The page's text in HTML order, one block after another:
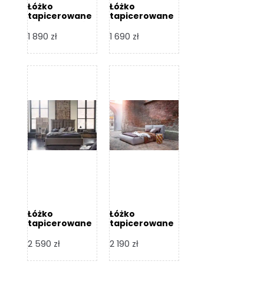
Łóżko
tapicerowane
Design
1 890 zł
Łóżko
tapicerowane
Design
1 690 zł
Łóżko
tapicerowane
Design
2 590 zł
Łóżko
tapicerowane
Design
2 190 zł